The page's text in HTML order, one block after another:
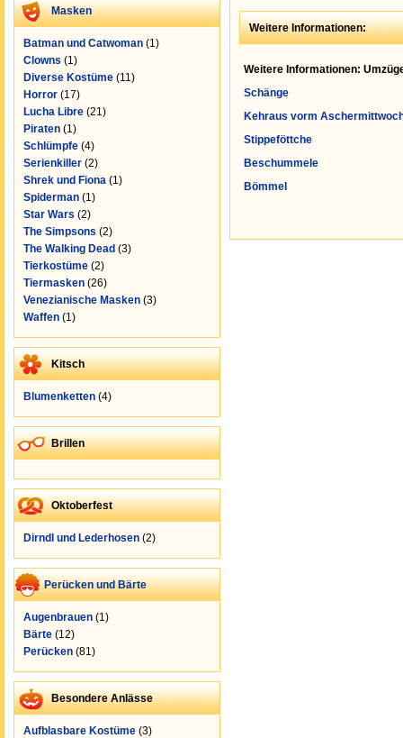
Masken
Batman und Catwoman (1)
Clowns (1)
Diverse Kostüme (11)
Horror (17)
Lucha Libre (21)
Piraten (1)
Schlümpfe (4)
Serienkiller (2)
Shrek und Fiona (1)
Spiderman (1)
Star Wars (2)
The Simpsons (2)
The Walking Dead (3)
Tierkostüme (2)
Tiermasken (26)
Venezianische Masken (3)
Waffen (1)
Kitsch
Blumenketten (4)
Brillen
Oktoberfest
Dirndl und Lederhosen (2)
Perücken und Bärte
Augenbrauen (1)
Bärte (12)
Perücken (81)
Besondere Anlässe
Aufblasbare Kostüme (3)
Weitere Informationen:
Weitere Informationen:
Schänge
Kehraus vorm
Stippeföttche
Beschummele
Bömmel